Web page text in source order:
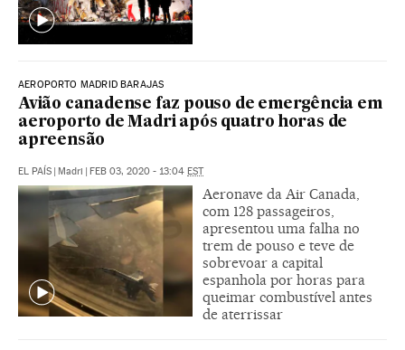
AEROPORTO MADRID BARAJAS
Avião canadense faz pouso de emergência em
aeroporto de Madri após quatro horas de
apreensão
EL PAÍS | Madri | FEB 03, 2020 - 13:04 EST
Aeronave da Air Canada,
com 128 passageiros,
apresentou uma falha no
trem de pouso e teve de
sobrevoar a capital
espanhola por horas para
queimar combustível antes
de aterrissar